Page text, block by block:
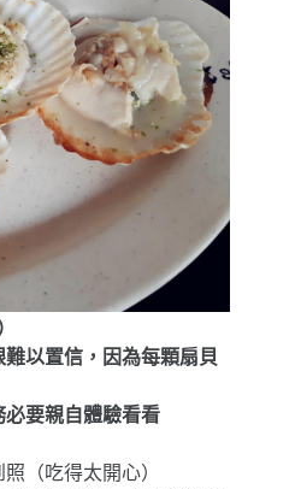
以置信，因為每顆扇貝
必要親自體驗看看
（吃得太開心）